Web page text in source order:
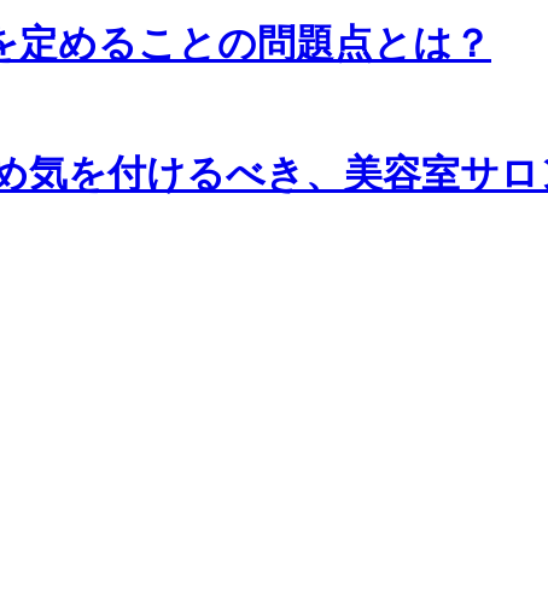
めることの問題点とは？
気を付けるべき、美容室サ